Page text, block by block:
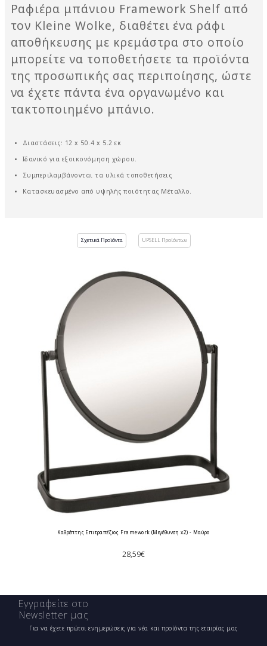
Ραφιέρα μπάνιου Framework Shelf από
τον Kleine Wolke, διαθέτει ένα ράφι
αποθήκευσης με κρεμάστρα στο οποίο
μπορείτε να τοποθετήσετε τα προϊόντα
της προσωπικής σας περιποίησης, ώστε
να έχετε πάντα ένα οργανωμένο και
τακτοποιημένο μπάνιο.
Διαστάσεις: 12 x 50.4 x 5.2 εκ
Ιδανικό για εξοικονόμηση χώρου.
Συμπεριλαμβάνονται τα υλικά τοποθετήσεις
Κατασκευασμένο από υψηλής ποιότητας Μέταλλο.
Σχετικά Προϊόντα UPSELL Προϊόντων
Καθρέπτης Επιτραπέζιος Framework (Μεγέθυνση x2) - Μαύρο
28,59€
Επιθυμητό
Εγγραφείτε στο
Newsletter μας
Για να έχετε πρώτοι ενημερώσεις για νέα και προίόντα της εταιρίας μας